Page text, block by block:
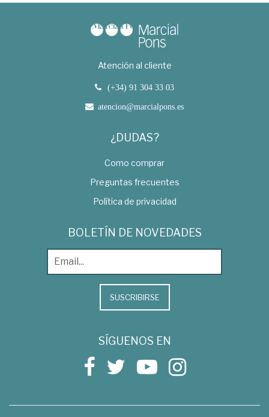
Atención al cliente
(+34) 91 304 33 03
atencion@marcialpons.es
¿DUDAS?
Como comprar
Preguntas frecuentes
Política de privacidad
BOLETÍN DE NOVEDADES
SUSCRIBIRSE
SÍGUENOS EN